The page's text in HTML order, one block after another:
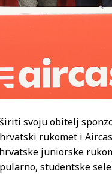
svoju obitelj
rukomet i
juniorske
studentske